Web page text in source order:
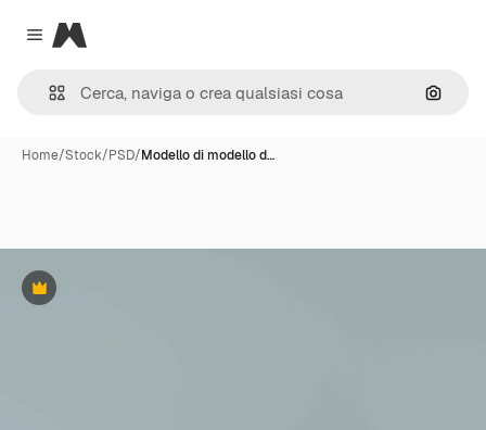
Close menu
Magnific
Cerca
Home/Stock/PSD/Modello di modello d…
Premium